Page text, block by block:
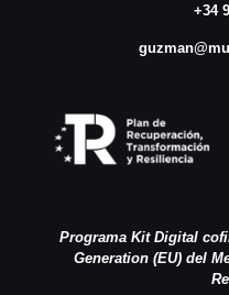
+34
Programa Kit Digital
Generation (EU) del